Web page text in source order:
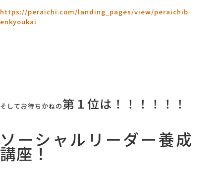
https://peraichi.com/landing_pages/view/peraichib
enkyoukai
そしてお待ちかねの第１位は！！！！！！
ソーシャルリーダー養成
講座！